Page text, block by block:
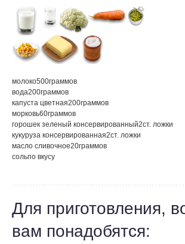
молоко500граммов
вода200граммов
капуста цветная200граммов
морковь60граммов
горошек зеленый консервированный2ст. ложки
кукуруза консервированная2ст. ложки
масло сливочное20граммов
сольпо вкусу
Для приготовления,
вам понадобятся: